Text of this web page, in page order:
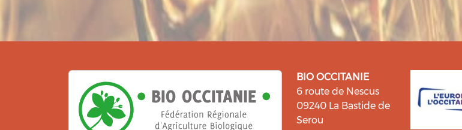
BIO OCCITANIE
6 route de Nescus
09240 La Bastide de
Serou